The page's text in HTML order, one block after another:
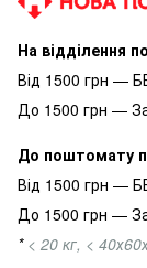
На відділення
Від 1500 грн —
До 1500 грн —
До поштомату
Від 1500 грн —
До 1500 грн —
* < 20 кг, <